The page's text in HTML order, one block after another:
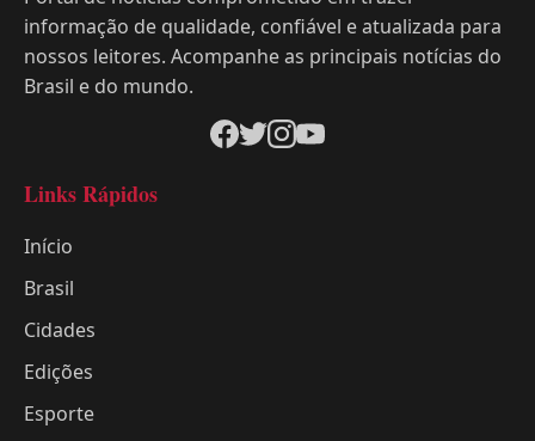
informação de qualidade, confiável e atualizada para
nossos leitores. Acompanhe as principais notícias do
Brasil e do mundo.
Links Rápidos
Início
Brasil
Cidades
Edições
Esporte